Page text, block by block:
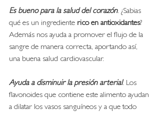
Es bueno para la salud del corazón. ¿Sabias
qué es un ingrediente rico en antioxidantes?
Además nos ayuda a promover el flujo de la
sangre de manera correcta, aportando así,
una buena salud cardiovascular.
Ayuda a disminuir la presión arterial. Los
flavonoides que contiene este alimento ayudan
a dilatar los vasos sanguíneos y a que todo